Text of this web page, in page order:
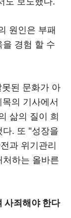
원인은 부패
경험 할 수
된 문화가 아
의 기사에서
삶의 질이 희
. 또 "성장을
과 위기관리
하는 올바른
사죄해야 한다